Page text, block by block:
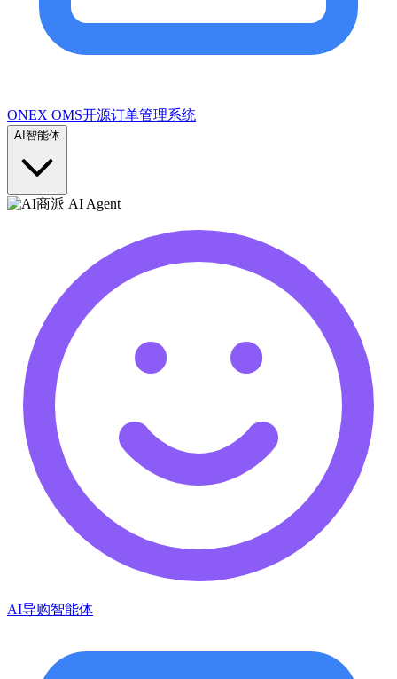
ONEX OMS开源订单管理系统
AI智能体
商派 AI Agent
AI导购智能体